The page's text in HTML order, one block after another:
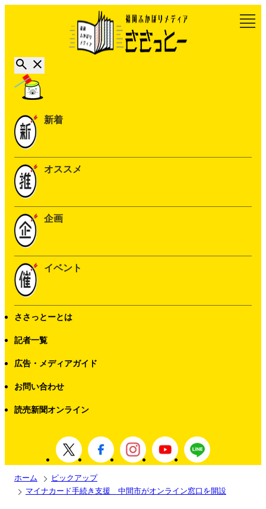
新着
オススメ
企画
イベント
ささっとーとは
記者一覧
広告・メディアガイド
お問い合わせ
読売新聞オンライン
ホーム
ピックアップ
マイナカード手続き支援 中間市がオンライン窓口を開設